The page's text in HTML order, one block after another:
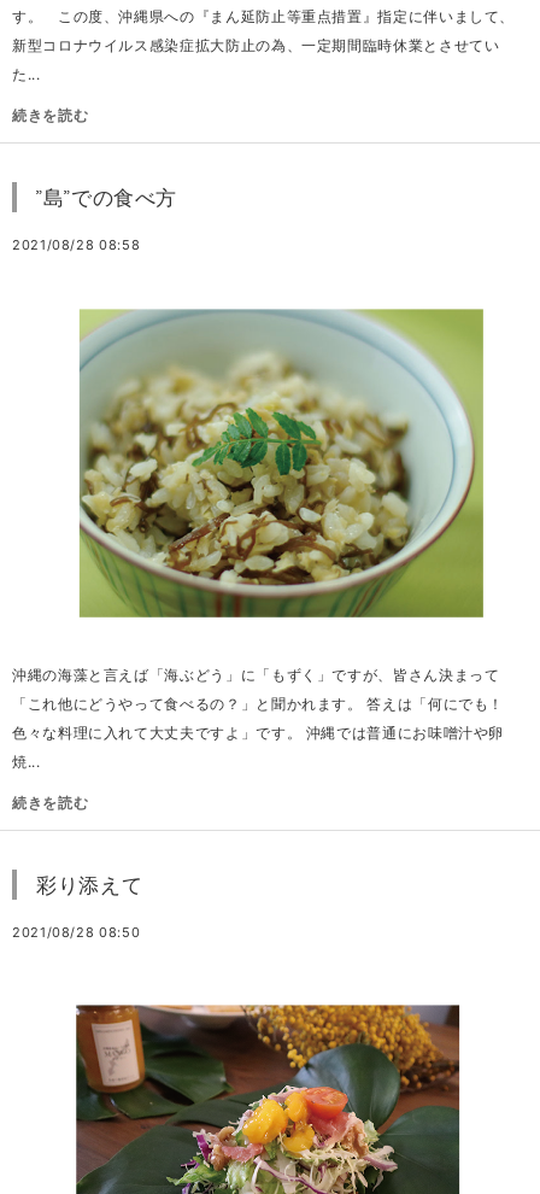
す。 この度、沖縄県への『まん延防止等重点措置』指定に伴いまして、
新型コロナウイルス感染症拡大防止の為、一定期間臨時休業とさせてい
た...
続きを読む
”島”での食べ方
2021/08/28 08:58
沖縄の海藻と言えば「海ぶどう」に「もずく」ですが、皆さん決まって
「これ他にどうやって食べるの？」と聞かれます。 答えは「何にでも！
色々な料理に入れて大丈夫ですよ」です。 沖縄では普通にお味噌汁や卵
焼...
続きを読む
彩り添えて
2021/08/28 08:50